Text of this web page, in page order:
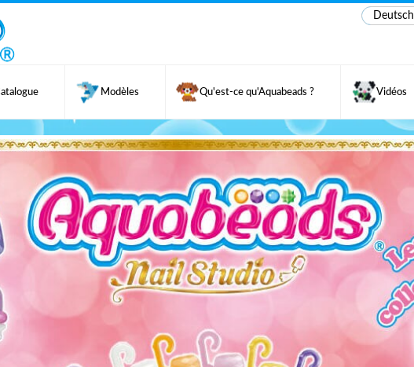
Modèles Qu'est-ce qu'Aquabeads ? Vidéos
Deutsch